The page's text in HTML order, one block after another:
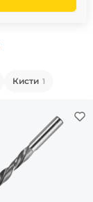
Кисти 1